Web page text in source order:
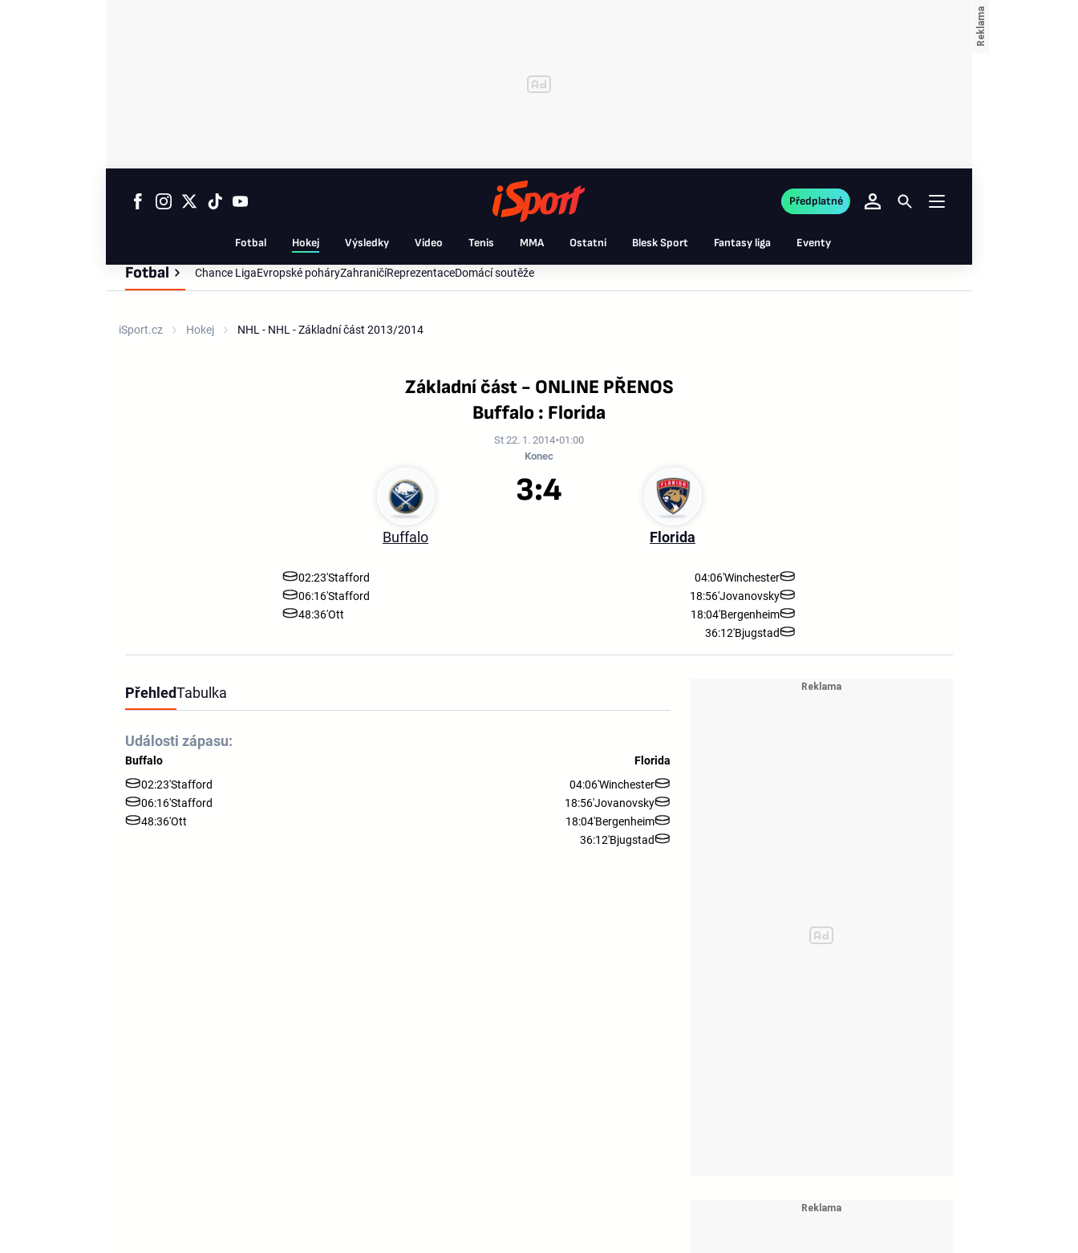
Fotbal Hokej Výsledky Video Tenis MMA Ostatní Blesk Sport Fantasy liga Eventy
Předplatné
Fotbal Chance LigaEvropské poháryZahraničíReprezentaceDomácí soutěže
iSport.cz Hokej NHL - NHL - Základní část 2013/2014
Základní část - ONLINE PŘENOS
Buffalo : Florida
St 22. 1. 2014 01:00
Konec
Buffalo Florida
3:4
02:23'Stafford
06:16'Stafford
48:36'Ott
04:06'Winchester
18:56'Jovanovsky
18:04'Bergenheim
36:12'Bjugstad
PřehledTabulka
Události zápasu:
Buffalo
02:23'Stafford
06:16'Stafford
48:36'Ott
Florida
04:06'Winchester
18:56'Jovanovsky
18:04'Bergenheim
36:12'Bjugstad